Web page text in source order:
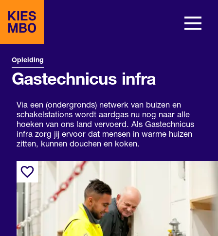
Opleiding
Gastechnicus infra
Via een (ondergronds) netwerk van buizen en
schakelstations wordt aardgas nu nog naar alle
hoeken van ons land vervoerd. Als Gastechnicus
infra zorg jij ervoor dat mensen in warme huizen
zitten, kunnen douchen en koken.